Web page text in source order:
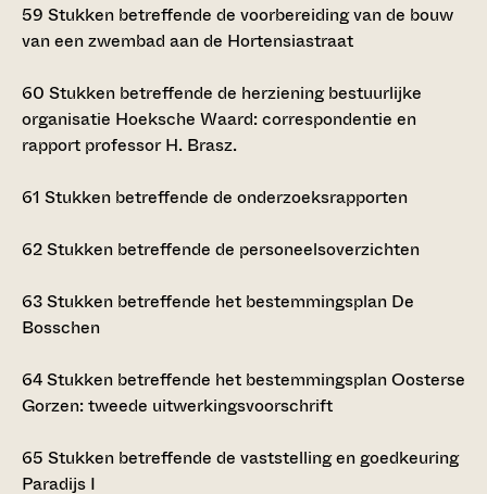
59 Stukken betreffende de voorbereiding van de bouw
van een zwembad aan de Hortensiastraat
60 Stukken betreffende de herziening bestuurlijke
organisatie Hoeksche Waard: correspondentie en
rapport professor H. Brasz.
61 Stukken betreffende de onderzoeksrapporten
62Stukken betreffende de personeelsoverzichten
63Stukken betreffende het bestemmingsplan De
Bosschen
64Stukken betreffende het bestemmingsplan Oosterse
Gorzen: tweede uitwerkingsvoorschrift
65 Stukken betreffende de vaststelling en goedkeuring
Paradijs I